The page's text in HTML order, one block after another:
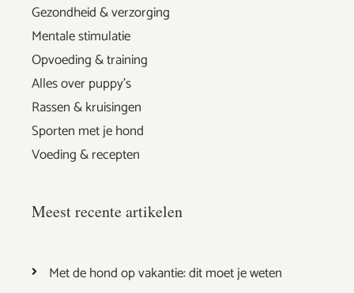
Gezondheid & verzorging
Mentale stimulatie
Opvoeding & training
Alles over puppy's
Rassen & kruisingen
Sporten met je hond
Voeding & recepten
Meest recente artikelen
Met de hond op vakantie: dit moet je weten